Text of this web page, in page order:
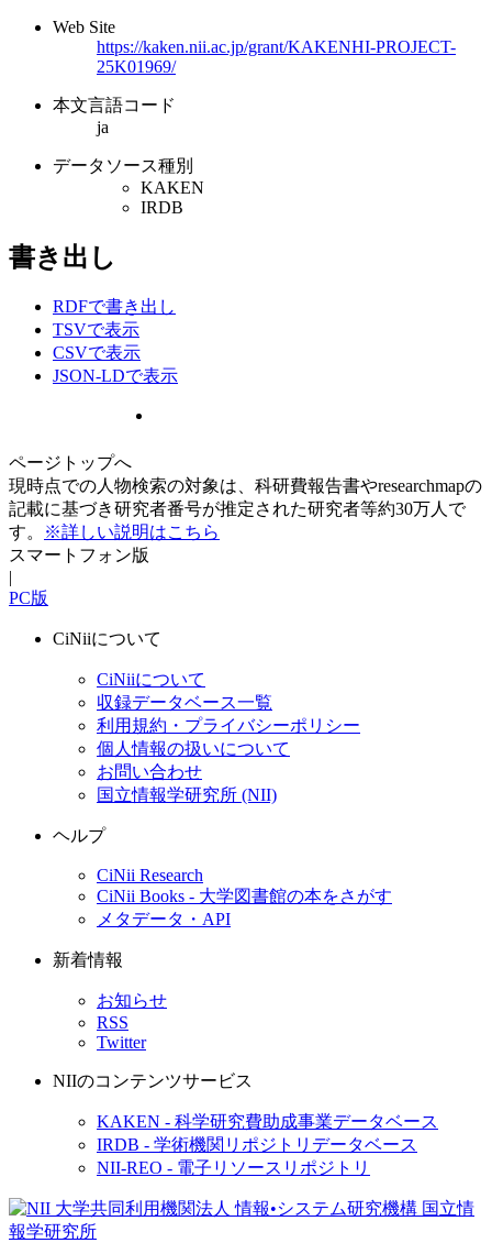
Web Site
https://kaken.nii.ac.jp/grant/KAKENHI-PROJECT-
25K01969/
本文言語コード
ja
データソース種別
KAKEN
IRDB
書き出し
RDFで書き出し
TSVで表示
CSVで表示
JSON-LDで表示
ページトップへ
現時点での人物検索の対象は、科研費報告書やresearchmapの
記載に基づき研究者番号が推定された研究者等約30万人で
す。
※詳しい説明はこちら
スマートフォン版
|
PC版
CiNiiについて
CiNiiについて
収録データベース一覧
利用規約・プライバシーポリシー
個人情報の扱いについて
お問い合わせ
国立情報学研究所 (NII)
ヘルプ
CiNii Research
CiNii Books - 大学図書館の本をさがす
メタデータ・API
新着情報
お知らせ
RSS
Twitter
NIIのコンテンツサービス
KAKEN - 科学研究費助成事業データベース
IRDB - 学術機関リポジトリデータベース
NII-REO - 電子リソースリポジトリ